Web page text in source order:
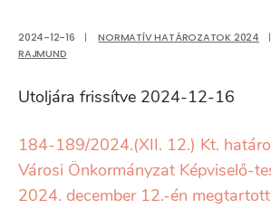
2024-12-16 | NORMATÍV HATÁROZATOK 2024 |
RAJMUND
Utoljára frissítve 2024-12-16
184-189/2024.(XII. 12.) Kt.
Városi Önkormányzat Képviselő-
2024. december 12.-én